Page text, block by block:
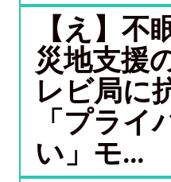
【え】不
災地支援
レビ局に
「プライ
い」モ...